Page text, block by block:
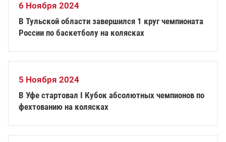
6 Ноября 2024
В Тульской области завершился 1 круг чемпионата
России по баскетболу на колясках
5 Ноября 2024
В Уфе стартовал I Кубок абсолютных чемпионов по
фехтованию на колясках